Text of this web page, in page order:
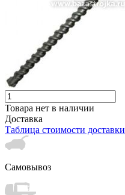
Товара нет в наличии
Доставка
Таблица стоимости доставки
Самовывоз